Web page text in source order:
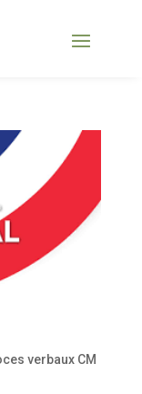
verbaux CM